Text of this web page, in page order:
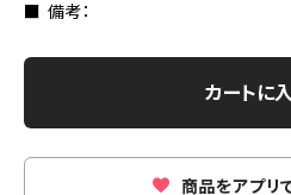
■ 備考：
カートに
商品をアプリ